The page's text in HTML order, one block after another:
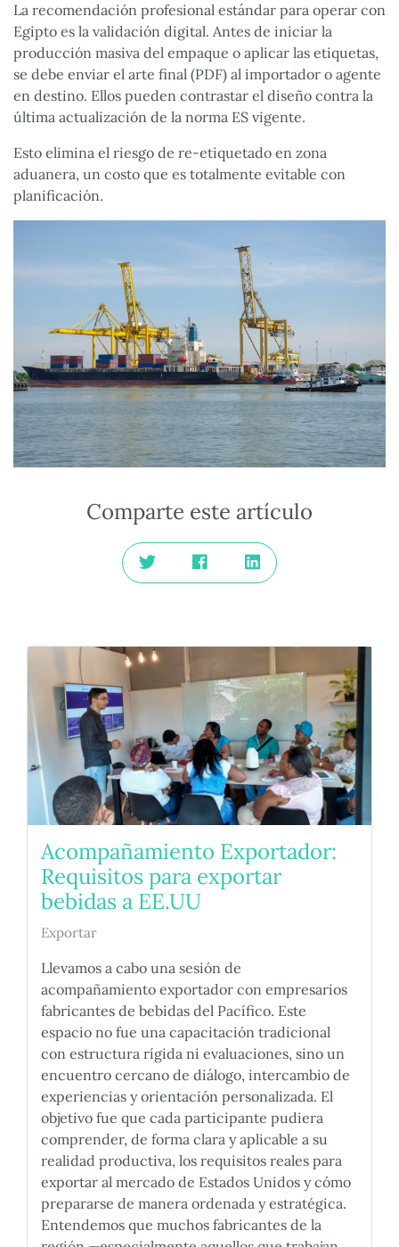
La recomendación profesional estándar para operar con
Egipto es la validación digital. Antes de iniciar la
producción masiva del empaque o aplicar las etiquetas,
se debe enviar el arte final (PDF) al importador o agente
en destino. Ellos pueden contrastar el diseño contra la
última actualización de la norma ES vigente.
Esto elimina el riesgo de re-etiquetado en zona
aduanera, un costo que es totalmente evitable con
planificación.
Comparte este artículo
Acompañamiento Exportador:
Requisitos para exportar
bebidas a EE.UU
Exportar
Llevamos a cabo una sesión de
acompañamiento exportador con empresarios
fabricantes de bebidas del Pacífico. Este
espacio no fue una capacitación tradicional
con estructura rígida ni evaluaciones, sino un
encuentro cercano de diálogo, intercambio de
experiencias y orientación personalizada. El
objetivo fue que cada participante pudiera
comprender, de forma clara y aplicable a su
realidad productiva, los requisitos reales para
exportar al mercado de Estados Unidos y cómo
prepararse de manera ordenada y estratégica.
Entendemos que muchos fabricantes de la